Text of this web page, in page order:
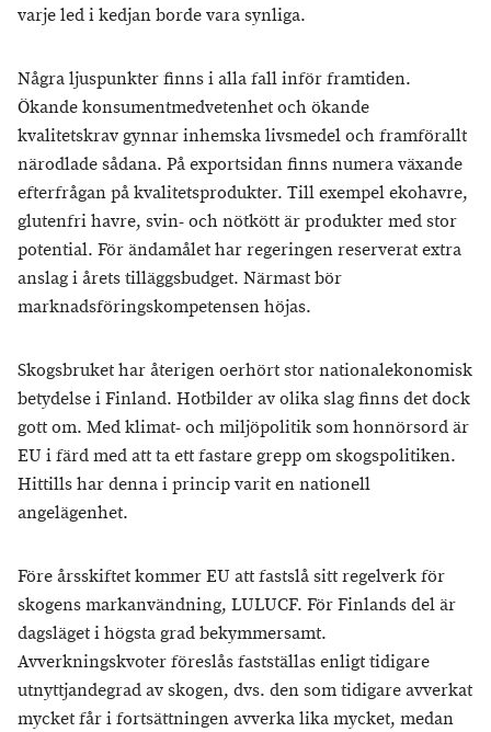
varje led i kedjan borde vara synliga.
Några ljuspunkter finns i alla fall inför framtiden.
Ökande konsumentmedvetenhet och ökande
kvalitetskrav gynnar inhemska livsmedel och framförallt
närodlade sådana. På exportsidan finns numera växande
efterfrågan på kvalitetsprodukter. Till exempel ekohavre,
glutenfri havre, svin- och nötkött är produkter med stor
potential. För ändamålet har regeringen reserverat extra
anslag i årets tilläggsbudget. Närmast bör
marknadsföringskompetensen höjas.
Skogsbruket har återigen oerhört stor nationalekonomisk
betydelse i Finland. Hotbilder av olika slag finns det dock
gott om. Med klimat- och miljöpolitik som honnörsord är
EU i färd med att ta ett fastare grepp om skogspolitiken.
Hittills har denna i princip varit en nationell
angelägenhet.
Före årsskiftet kommer EU att fastslå sitt regelverk för
skogens markanvändning, LULUCF. För Finlands del är
dagsläget i högsta grad bekymmersamt.
Avverkningskvoter föreslås fastställas enligt tidigare
utnyttjandegrad av skogen, dvs. den som tidigare avverkat
mycket får i fortsättningen avverka lika mycket, medan